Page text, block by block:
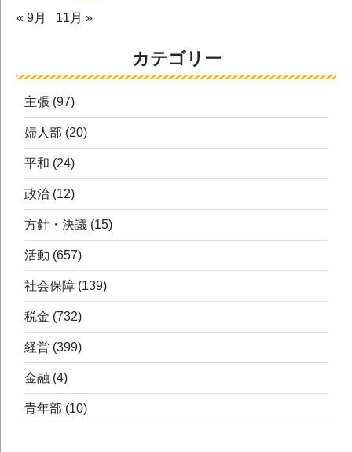
« 9月
11月 »
カテゴリー
主張 (97)
婦人部 (20)
平和 (24)
政治 (12)
方針・決議 (15)
活動 (657)
社会保障 (139)
税金 (732)
経営 (399)
金融 (4)
青年部 (10)